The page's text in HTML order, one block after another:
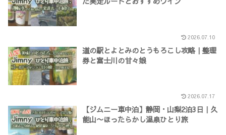
2026.07.10
道の駅とよとみのとうもろこし攻略｜整理
券と富士川の甘々娘
2026.07.17
【ジムニー車中泊】静岡・山梨2泊3日｜久
能山〜ほったらかし温泉ひとり旅